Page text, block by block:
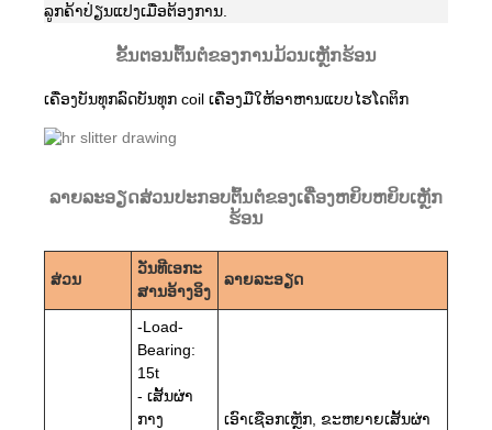
ລູກຄ້າປ່ຽນແປງເມື່ອຕ້ອງການ.
ຂັ້ນຕອນຕົ້ນຕໍຂອງການມ້ວນເຫຼັກຮ້ອນ
ເຄື່ອງບັນທຸກລົດບັນທຸກ coil ເຄື່ອງມືໃຫ້ອາຫານແບບໄຮໂດຕິກ
ລາຍລະອຽດສ່ວນປະກອບຕົ້ນຕໍຂອງເຄື່ອງຫຍິບຫຍິບເຫຼັກ
ຮ້ອນ
ສ່ວນ
ວັນທີເອກະ
ສານອ້າງອິງ
ລາຍລະອຽດ
-Load-
Bearing:
15t
- ເສັ້ນຜ່າ
ກາງ
ເອົາເຊືອກເຫຼັກ, ຂະຫຍາຍເສັ້ນຜ່າ